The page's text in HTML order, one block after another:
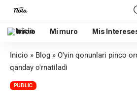
Inicio Mi muro Mis
Inicio » Blog » O'yin qonunlari pinco
qanday o'rnatiladi
PUBLIC